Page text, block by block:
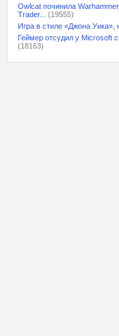
Owlcat починила
Trader...
(19555)
Игра в стиле «Джона Уика»,
Геймер отсудил у Microsoft
(18163)